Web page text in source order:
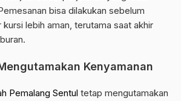
bisa dilakukan sebelum
lebih aman, terutama saat akhir
Kenyamanan
Pemalang Sentul tetap mengutamakan